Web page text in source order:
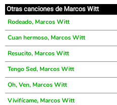
Otras canciones de Marcos Witt
Rodeado, Marcos Witt
Cuan hermoso, Marcos Witt
Resucito, Marcos Witt
Tengo Sed, Marcos Witt
Oh, Ven, Marcos Witt
Vivifícame, Marcos Witt